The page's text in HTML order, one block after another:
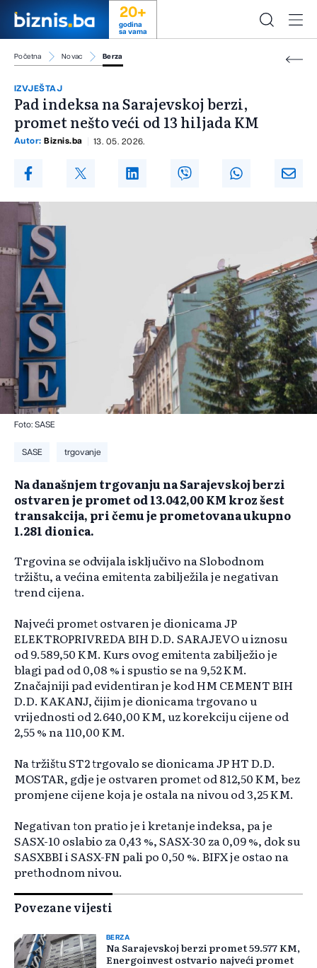
20+
godina
sa vama
Početna Novac Berza
IZVJEŠTAJ
Pad indeksa na Sarajevskoj berzi,
promet nešto veći od 13 hiljada KM
Autor: Biznis.ba 13. 05. 2026.
Foto: SASE
SASE trgovanje
Na današnjem trgovanju na Sarajevskoj berzi
ostvaren je promet od 13.042,00 KM kroz šest
transakcija, pri čemu je prometovana ukupno
1.281 dionica.
Trgovina se odvijala isključivo na Slobodnom
tržištu, a većina emitenta zabilježila je negativan
trend cijena.
Najveći promet ostvaren je dionicama JP
ELEKTROPRIVREDA BIH D.D. SARAJEVO u iznosu
od 9.589,50 KM. Kurs ovog emitenta zabilježio je
blagi pad od 0,08 % i spustio se na 9,52 KM.
Značajniji pad evidentiran je kod HM CEMENT BIH
D.D. KAKANJ, čijim je dionicama trgovano u
vrijednosti od 2.640,00 KM, uz korekciju cijene od
2,55 % na 110,00 KM.
Na tržištu ST2 trgovalo se dionicama JP HT D.D.
MOSTAR, gdje je ostvaren promet od 812,50 KM, bez
promjene cijene koja je ostala na nivou od 3,25 KM.
Negativan ton pratio je i kretanje indeksa, pa je
SASX-10 oslabio za 0,43 %, SASX-30 za 0,09 %, dok su
SASXBBI i SASX-FN pali po 0,50 %. BIFX je ostao na
prethodnom nivou.
Povezane vijesti
BERZA
Na Sarajevskoj berzi promet 59.577 KM,
Energoinvest ostvario najveći promet